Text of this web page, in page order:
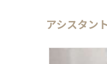
アシスタン